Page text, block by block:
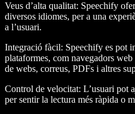
Veus d’alta qualitat: Speechify
diversos idiomes, per a una
a l’usuari.
Integració fàcil: Speechify es pot
plataformes, com navegadors
de webs, correus, PDFs i altres
Control de velocitat: L’usuari pot
per sentir la lectura més ràpida o